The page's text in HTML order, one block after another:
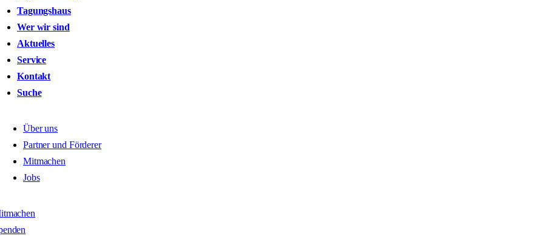
Tagungshaus
Wer wir sind
Aktuelles
Service
Kontakt
Suche
Über uns
Partner und Förderer
Mitmachen
Jobs